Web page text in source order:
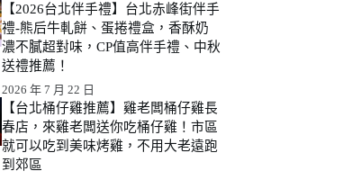
【2026台北伴手禮】台北赤峰街伴手
禮-熊后牛軋餅、蛋捲禮盒，香酥奶
濃不膩超對味，CP值高伴手禮、中秋
送禮推薦！
2026 年 7 月 22 日
【台北桶仔雞推薦】雞老闆桶仔雞長
春店，來雞老闆送你吃桶仔雞！市區
就可以吃到美味烤雞，不用大老遠跑
到郊區